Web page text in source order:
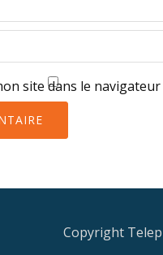
site dans le
Copyright